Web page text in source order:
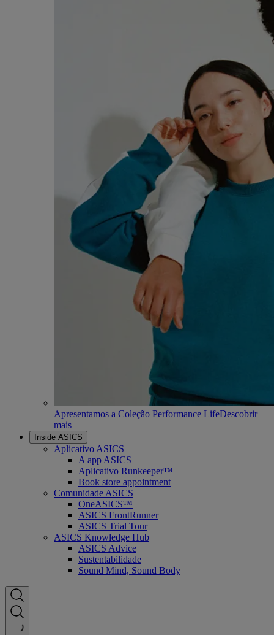
Apresentamos a Coleção Performance LifeDescobrir
mais
Inside ASICS
Aplicativo ASICS
A app ASICS
Aplicativo Runkeeper™
Book store appointment
Comunidade ASICS
OneASICS™
ASICS FrontRunner
ASICS Trial Tour
ASICS Knowledge Hub
ASICS Advice
Sustentabilidade
Sound Mind, Sound Body